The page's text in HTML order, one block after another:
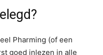
Pharming (of een
goed inlezen in alle